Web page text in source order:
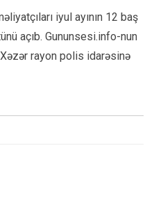
iyul ayının 12 baş
açıb. Gununsesi.info-nun
rayon polis idarəsinə